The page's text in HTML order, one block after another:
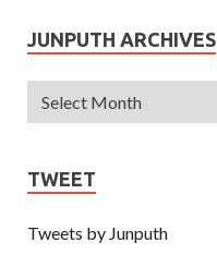
JUNPUTH ARCHIVES
TWEET
Tweets by Junputh